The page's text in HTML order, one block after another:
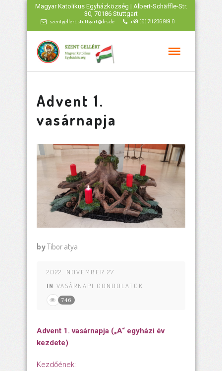
Magyar Katolikus Egyházközség | Albert-Schäffle-Str.
30, 70186 Stuttgart
szentgellert.stuttgart@drs.de +49 (0) 711 236 919 0
Advent 1.
vasárnapja
byTibor atya
2022. NOVEMBER 27
IN VASÁRNAPI GONDOLATOK
746
Advent 1. vasárnapja („A“ egyházi év
kezdete)
Kezdőének: